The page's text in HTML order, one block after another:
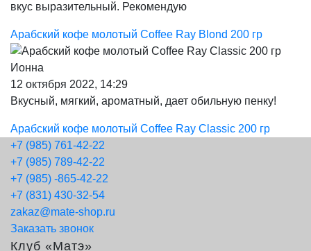
вкус выразительный. Рекомендую
Арабский кофе молотый Coffee Ray Blond 200 гр
Ионна
12 октября 2022, 14:29
Вкусный, мягкий, ароматный, дает обильную пенку!
Арабский кофе молотый Coffee Ray Classic 200 гр
+7 (985) 761-42-22
+7 (985) 789-42-22
+7 (985) -865-42-22
+7 (831) 430-32-54
zakaz@mate-shop.ru
Заказать звонок
Клуб «Матэ»